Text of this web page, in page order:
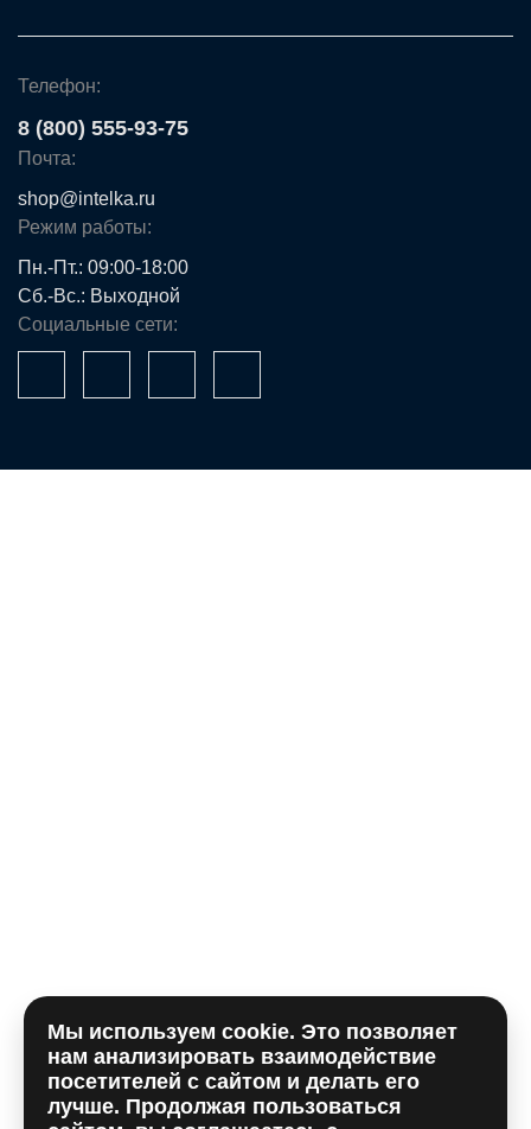
Телефон:
8 (800) 555-93-75
Почта:
shop@intelka.ru
Режим работы:
Пн.-Пт.: 09:00-18:00
Сб.-Вс.: Выходной
Социальные сети:
Отправляя форму, вы принимаете политику
использования сookieи даете согласие наобработку
персональных данный
Мы используем cookie. Это позволяет
нам анализировать взаимодействие
посетителей с сайтом и делать его
лучше. Продолжая пользоваться